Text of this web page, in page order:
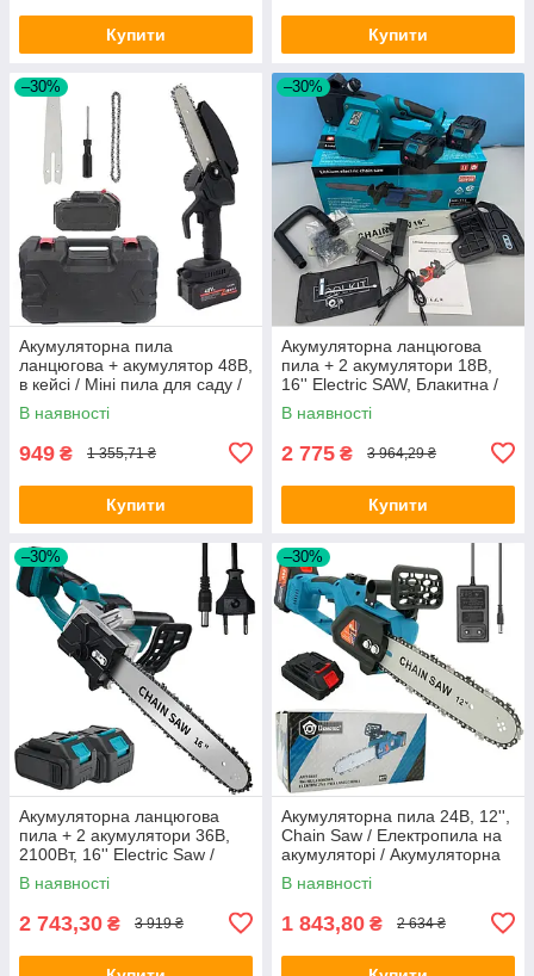
Купити Купити
–30%
Акумуляторна пила
ланцюгова + акумулятор 48В,
в кейсі / Міні пила для саду /
Електрична ручна пила
В наявності
949 ₴ 1 355,71 ₴
Купити
–30%
Акумуляторна ланцюгова
пила + 2 акумулятори 18В,
16'' Electric SAW, Блакитна /
Електропила на акумуляторі
В наявності
2 775 ₴ 3 964,29 ₴
Купити
–30%
Акумуляторна ланцюгова
пила + 2 акумулятори 36В,
2100Вт, 16'' Electric Saw /
Електропила / Пила на
акумуляторі
В наявності
2 743,30 ₴ 3 919 ₴
–30%
Акумуляторна пила 24В, 12'',
Chain Saw / Електропила на
акумуляторі / Акумуляторна
ланцюгова пила
В наявності
1 843,80 ₴ 2 634 ₴